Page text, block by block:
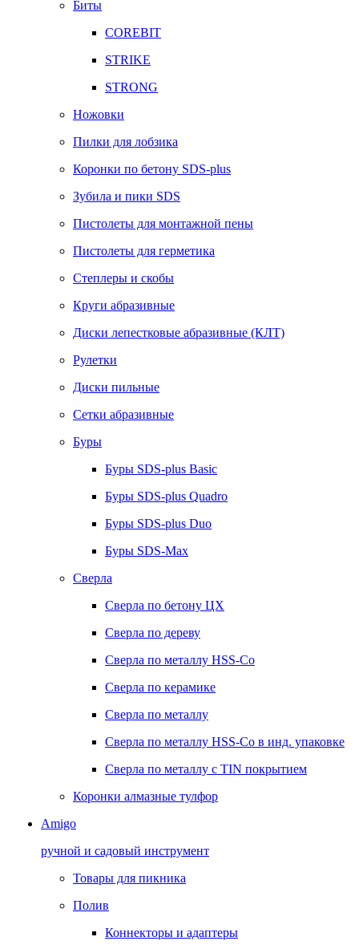
Биты
COREBIT
STRIKE
STRONG
Ножовки
Пилки для лобзика
Коронки по бетону SDS-plus
Зубила и пики SDS
Пистолеты для монтажной пены
Пистолеты для герметика
Степлеры и скобы
Круги абразивные
Диски лепестковые абразивные (КЛТ)
Рулетки
Диски пильные
Сетки абразивные
Буры
Буры SDS-plus Basic
Буры SDS-plus Quadro
Буры SDS-plus Duo
Буры SDS-Max
Сверла
Сверла по бетону ЦХ
Сверла по дереву
Сверла по металлу HSS-Co
Сверла по керамике
Сверла по металлу
Сверла по металлу HSS-Co в инд. упаковке
Сверла по металлу с TIN покрытием
Коронки алмазные тулфор
Amigo
ручной и садовый инструмент
Товары для пикника
Полив
Коннекторы и адаптеры